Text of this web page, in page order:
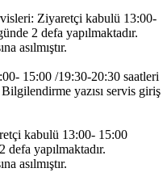
Ziyaretçi kabulü 13:00-
2 defa yapılmaktadır.
asılmıştır.
15:00 /19:30-20:30 saatleri
yazısı servis giriş
kabulü 13:00- 15:00
defa yapılmaktadır.
asılmıştır.